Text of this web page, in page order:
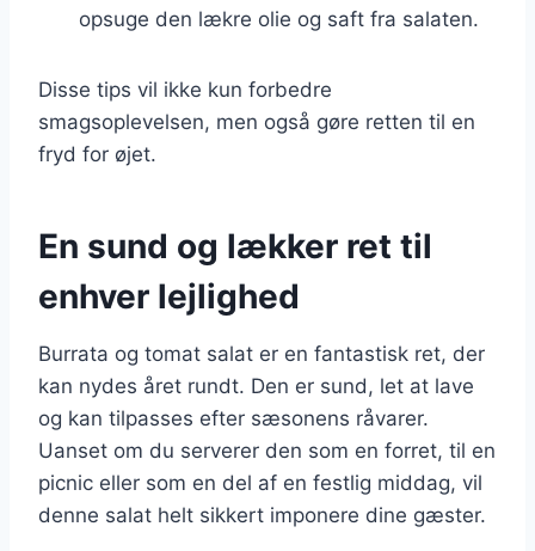
opsuge den lækre olie og saft fra salaten.
Disse tips vil ikke kun forbedre
smagsoplevelsen, men også gøre retten til en
fryd for øjet.
En sund og lækker ret til
enhver lejlighed
Burrata og tomat salat er en fantastisk ret, der
kan nydes året rundt. Den er sund, let at lave
og kan tilpasses efter sæsonens råvarer.
Uanset om du serverer den som en forret, til en
picnic eller som en del af en festlig middag, vil
denne salat helt sikkert imponere dine gæster.